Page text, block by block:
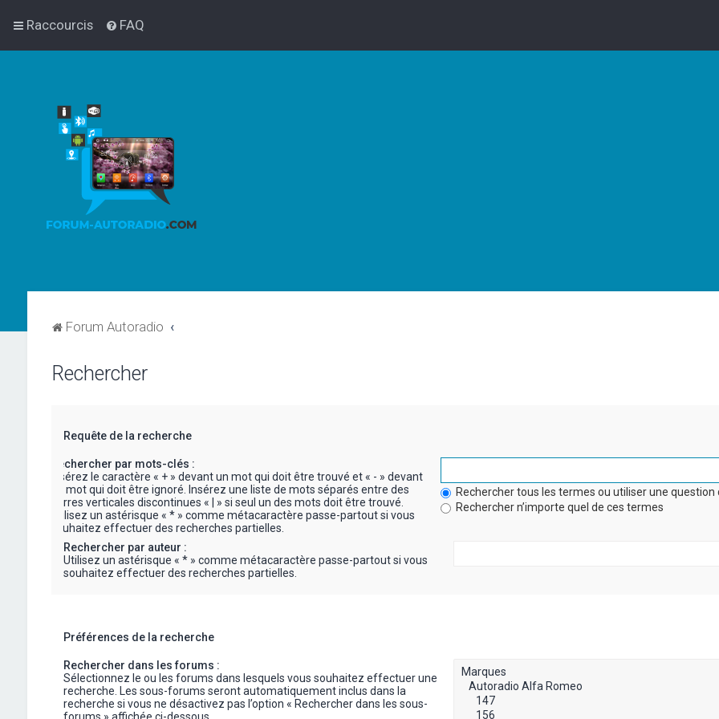
Raccourcis FAQ
Forum Autoradio
Rechercher
Requête de la recherche
Rechercher par mots-clés :
Insérez le caractère « + » devant un mot qui doit être trouvé et « - » devant
un mot qui doit être ignoré. Insérez une liste de mots séparés entre des
barres verticales discontinues « | » si seul un des mots doit être trouvé.
Utilisez un astérisque « * » comme métacaractère passe-partout si vous
souhaitez effectuer des recherches partielles.
Rechercher tous les termes ou utiliser une
Rechercher n’importe quel de ces termes
Rechercher par auteur :
Utilisez un astérisque « * » comme métacaractère passe-partout si vous
souhaitez effectuer des recherches partielles.
Préférences de la recherche
Rechercher dans les forums :
Sélectionnez le ou les forums dans lesquels vous souhaitez effectuer une
recherche. Les sous-forums seront automatiquement inclus dans la
recherche si vous ne désactivez pas l’option « Rechercher dans les sous-